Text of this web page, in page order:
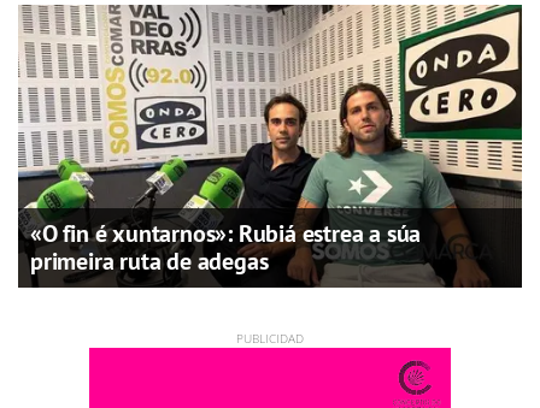
«O fin é xuntarnos»: Rubiá estrea a súa
primeira ruta de adegas